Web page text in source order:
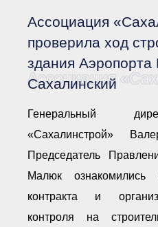
Ассоциация
проверила ход
здания
Сахалинский
Ассоциация
Генеральный
«Сахалинстрой»
Председатель
Малюк
контракта и
контроля на